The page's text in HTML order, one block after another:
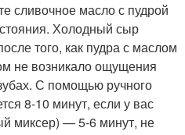
сливочное масло с пудрой
Холодный сыр
того, как пудра с маслом
не возникало ощущения
С помощью ручного
8-10 минут, если у вас
миксер) — 5-6 минут, не